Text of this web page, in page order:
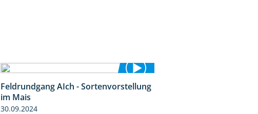
11:24
Feldrundgang AIch - Sortenvorstellung
im Mais
30.09.2024